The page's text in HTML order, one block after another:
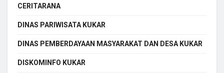
CERITARANA
DINAS PARIWISATA KUKAR
DINAS PEMBERDAYAAN MASYARAKAT DAN DESA KUKAR
DISKOMINFO KUKAR